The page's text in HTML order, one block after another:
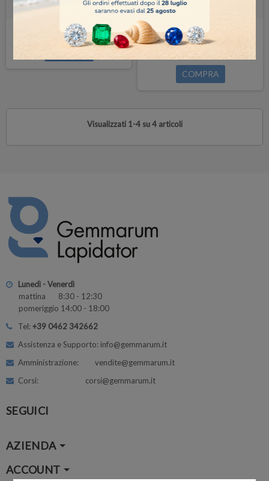
OMOLOGATA
1.465,00 €
COMPRA
OMOLOGATA
Disponibile in 7/14 g
1.595,00 €
COMPRA
Visualizzati 1-4 su 4 articoli
Lunedì - Venerdì
mattina 8:30 - 12:30
pomeriggio 14:00 - 18:00
Tel:+39 0462 342662
Assistenza e Supporto: info@gemmarum.it
Amministrazione: vendite@gemmarum.it
Corsi: corsi@gemmarum.it
SEGUICI
AZIENDA
ACCOUNT